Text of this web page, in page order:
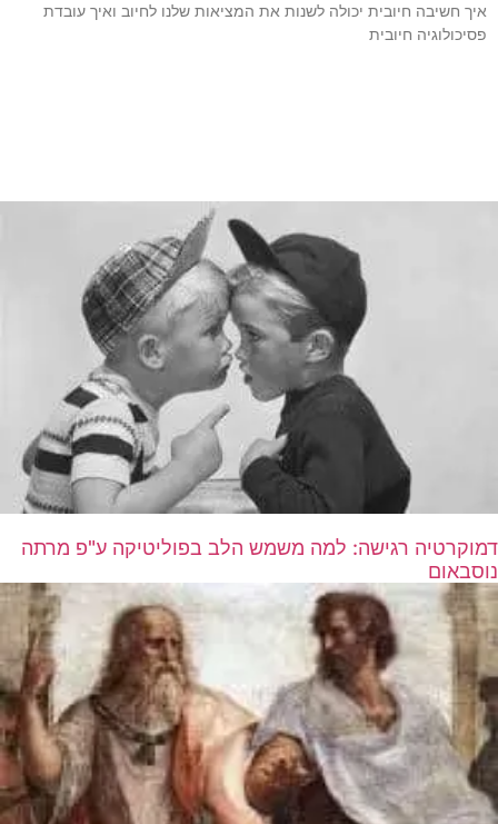
איך חשיבה חיובית יכולה לשנות את המציאות שלנו לחיוב ואיך עובדת
פסיכולוגיה חיובית
דמוקרטיה רגישה: למה משמש הלב בפוליטיקה ע"פ מרתה
נוסבאום